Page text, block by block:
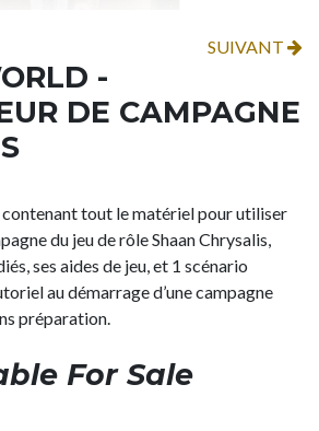
SUIVANT
-
DE CAMPAGNE
tout le matériel pour utiliser
du jeu de rôle Shaan Chrysalis,
ses aides de jeu, et 1 scénario
au démarrage d’une campagne
préparation.
For Sale